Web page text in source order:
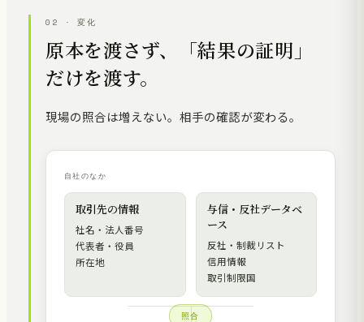
02 · 変化
原本を渡さず、「結果の証明」
だけを渡す。
現場の照合は増えない。相手の確認が変わる。
自社のなか
取引先の情報
社名・法人番号
代表者・役員
所在地
与信・反社データベ
ース
反社・制裁リスト
信用情報
取引制限国
照合